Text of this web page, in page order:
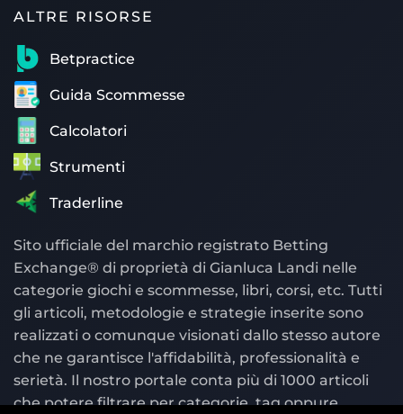
ALTRE RISORSE
Betpractice
Guida Scommesse
Calcolatori
Strumenti
Traderline
Sito ufficiale del marchio registrato Betting
Exchange® di proprietà di Gianluca Landi nelle
categorie giochi e scommesse, libri, corsi, etc. Tutti
gli articoli, metodologie e strategie inserite sono
realizzati o comunque visionati dallo stesso autore
che ne garantisce l'affidabilità, professionalità e
serietà. Il nostro portale conta più di 1000 articoli
che potere filtrare per categorie, tag oppure